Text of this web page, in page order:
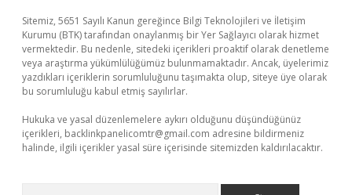
Sitemiz, 5651 Sayılı Kanun gereğince Bilgi Teknolojileri ve İletişim
Kurumu (BTK) tarafından onaylanmış bir Yer Sağlayıcı olarak hizmet
vermektedir. Bu nedenle, sitedeki içerikleri proaktif olarak denetleme
veya araştırma yükümlülüğümüz bulunmamaktadır. Ancak, üyelerimiz
yazdıkları içeriklerin sorumluluğunu taşımakta olup, siteye üye olarak
bu sorumluluğu kabul etmiş sayılırlar.
Hukuka ve yasal düzenlemelere aykırı olduğunu düşündüğünüz
içerikleri, backlinkpanelicomtr@gmail.com adresine bildirmeniz
halinde, ilgili içerikler yasal süre içerisinde sitemizden kaldırılacaktır.